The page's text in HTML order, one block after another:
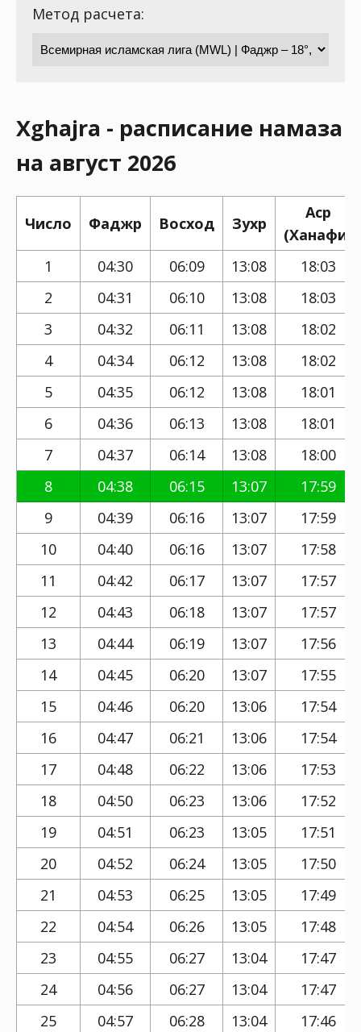
Метод расчета:
Xghajra - расписание намаза
на август 2026
Число Фаджр Восход Зухр
Аср
(Ханафи)
1
04:30 06:09 13:08
18:03
2
04:31 06:10 13:08
18:03
3
04:32 06:11 13:08
18:02
4
04:34 06:12 13:08
18:02
5
04:35 06:12 13:08
18:01
6
04:36 06:13 13:08
18:01
7
04:37 06:14 13:08
18:00
8
04:38 06:15 13:07
17:59
9
04:39 06:16 13:07
17:59
10
04:40 06:16 13:07
17:58
11
04:42 06:17 13:07
17:57
12
04:43 06:18 13:07
17:57
13
04:44 06:19 13:07
17:56
14
04:45 06:20 13:07
17:55
15
04:46 06:20 13:06
17:54
16
04:47 06:21 13:06
17:54
17
04:48 06:22 13:06
17:53
18
04:50 06:23 13:06
17:52
19
04:51 06:23 13:05
17:51
20
04:52 06:24 13:05
17:50
21
04:53 06:25 13:05
17:49
22
04:54 06:26 13:05
17:48
23
04:55 06:27 13:04
17:47
24
04:56 06:27 13:04
17:47
25
04:57 06:28 13:04 17:46